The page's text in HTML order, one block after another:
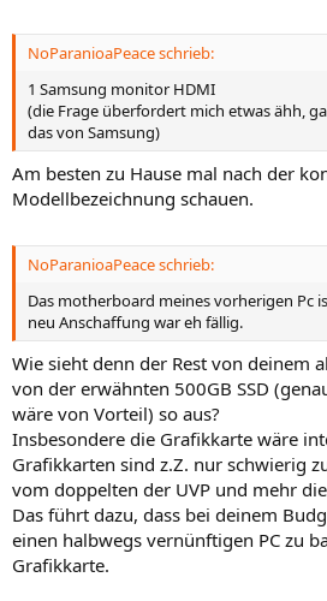
NoParanioaPeace schrieb:
1 Samsung monitor HDMI
(die Frage überfordert mich etwas ähh,
das von Samsung)
Am besten zu Hause mal nach der
Modellbezeichnung schauen.
NoParanioaPeace schrieb:
Das motherboard meines vorherigen Pc
neu Anschaffung war eh fällig.
Wie sieht denn der Rest von deinem
von der erwähnten 500GB SSD
wäre von Vorteil) so aus?
Insbesondere die Grafikkarte wäre
Grafikkarten sind z.Z. nur schwierig
vom doppelten der UVP und mehr
Das führt dazu, dass bei deinem
einen halbwegs vernünftigen PC zu
Grafikkarte.